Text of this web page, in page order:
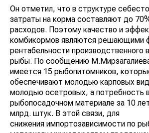
Он отметил, что в структуре
затраты на корма составляют до
расходов. Поэтому качество и
комбикормов являются решающими
рентабельности производственного
рыбы. По сообщению
имеется 15 рыбопитомников,
обеспечивают молодью карповых
молодью осетровых, а потребность в
рыбопосадочном материале за 10
млрд. штук. В этой связи, для
снижения импортозависимости по